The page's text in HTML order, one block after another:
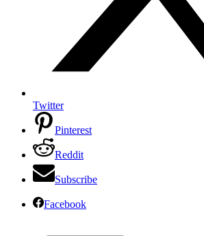
Twitter
Pinterest
Reddit
Subscribe
Facebook